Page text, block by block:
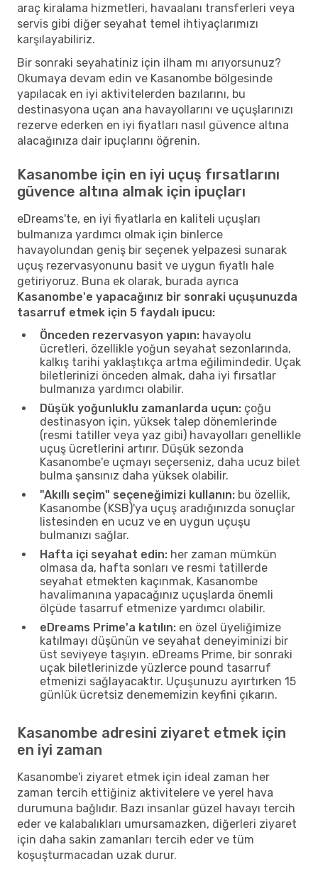
araç kiralama hizmetleri, havaalanı transferleri veya
servis gibi diğer seyahat temel ihtiyaçlarımızı
karşılayabiliriz.
Bir sonraki seyahatiniz için ilham mı arıyorsunuz?
Okumaya devam edin ve Kasanombe bölgesinde
yapılacak en iyi aktivitelerden bazılarını, bu
destinasyona uçan ana havayollarını ve uçuşlarınızı
rezerve ederken en iyi fiyatları nasıl güvence altına
alacağınıza dair ipuçlarını öğrenin.
Kasanombe için en iyi uçuş fırsatlarını
güvence altına almak için ipuçları
eDreams'te, en iyi fiyatlarla en kaliteli uçuşları
bulmanıza yardımcı olmak için binlerce
havayolundan geniş bir seçenek yelpazesi sunarak
uçuş rezervasyonunu basit ve uygun fiyatlı hale
getiriyoruz. Buna ek olarak, burada ayrıca
Kasanombe'e yapacağınız bir sonraki uçuşunuzda
tasarruf etmek için 5 faydalı ipucu:
Önceden rezervasyon yapın: havayolu
ücretleri, özellikle yoğun seyahat sezonlarında,
kalkış tarihi yaklaştıkça artma eğilimindedir. Uçak
biletlerinizi önceden almak, daha iyi fırsatlar
bulmanıza yardımcı olabilir.
Düşük yoğunluklu zamanlarda uçun: çoğu
destinasyon için, yüksek talep dönemlerinde
(resmi tatiller veya yaz gibi) havayolları genellikle
uçuş ücretlerini artırır. Düşük sezonda
Kasanombe'e uçmayı seçerseniz, daha ucuz bilet
bulma şansınız daha yüksek olabilir.
"Akıllı seçim" seçeneğimizi kullanın: bu özellik,
Kasanombe (KSB)'ya uçuş aradığınızda sonuçlar
listesinden en ucuz ve en uygun uçuşu
bulmanızı sağlar.
Hafta içi seyahat edin: her zaman mümkün
olmasa da, hafta sonları ve resmi tatillerde
seyahat etmekten kaçınmak, Kasanombe
havalimanına yapacağınız uçuşlarda önemli
ölçüde tasarruf etmenize yardımcı olabilir.
eDreams Prime'a katılın: en özel üyeliğimize
katılmayı düşünün ve seyahat deneyiminizi bir
üst seviyeye taşıyın. eDreams Prime, bir sonraki
uçak biletlerinizde yüzlerce pound tasarruf
etmenizi sağlayacaktır. Uçuşunuzu ayırtırken 15
günlük ücretsiz denememizin keyfini çıkarın.
Kasanombe adresini ziyaret etmek için
en iyi zaman
Kasanombe'i ziyaret etmek için ideal zaman her
zaman tercih ettiğiniz aktivitelere ve yerel hava
durumuna bağlıdır. Bazı insanlar güzel havayı tercih
eder ve kalabalıkları umursamazken, diğerleri ziyaret
için daha sakin zamanları tercih eder ve tüm
koşuşturmacadan uzak durur.